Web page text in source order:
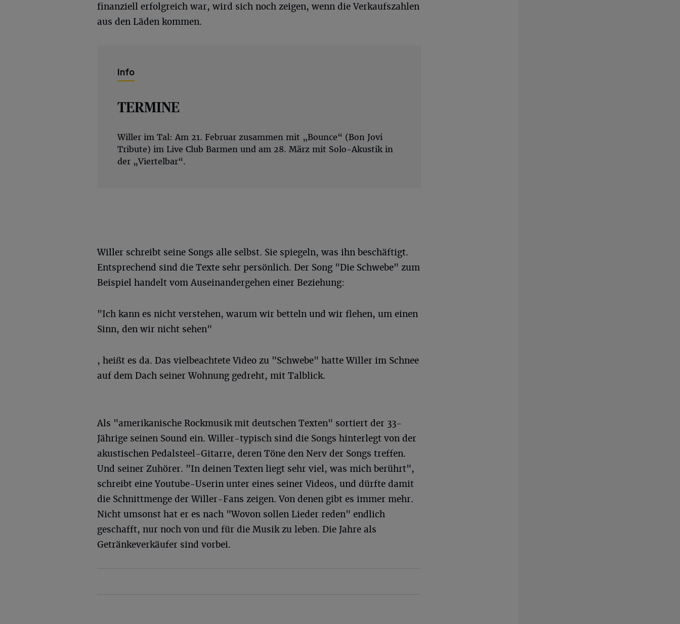
finanziell erfolgreich war, wird sich noch zeigen, wenn die Verkaufszahlen
aus den Läden kommen.
Info
TERMINE
Willer im Tal: Am 21. Februar zusammen mit „Bounce“ (Bon Jovi
Tribute) im Live Club Barmen und am 28. März mit Solo-Akustik in
der „Viertelbar“.
Willer schreibt seine Songs alle selbst. Sie spiegeln, was ihn beschäftigt.
Entsprechend sind die Texte sehr persönlich. Der Song "Die Schwebe" zum
Beispiel handelt vom Auseinandergehen einer Beziehung:
"Ich kann es nicht verstehen, warum wir betteln und wir flehen, um einen
Sinn, den wir nicht sehen"
, heißt es da. Das vielbeachtete Video zu "Schwebe" hatte Willer im Schnee
auf dem Dach seiner Wohnung gedreht, mit Talblick.
Als "amerikanische Rockmusik mit deutschen Texten" sortiert der 33-
Jährige seinen Sound ein. Willer-typisch sind die Songs hinterlegt von der
akustischen Pedalsteel-Gitarre, deren Töne den Nerv der Songs treffen.
Und seiner Zuhörer. "In deinen Texten liegt sehr viel, was mich berührt",
schreibt eine Youtube-Userin unter eines seiner Videos, und dürfte damit
die Schnittmenge der Willer-Fans zeigen. Von denen gibt es immer mehr.
Nicht umsonst hat er es nach "Wovon sollen Lieder reden" endlich
geschafft, nur noch von und für die Musik zu leben. Die Jahre als
Getränkeverkäufer sind vorbei.